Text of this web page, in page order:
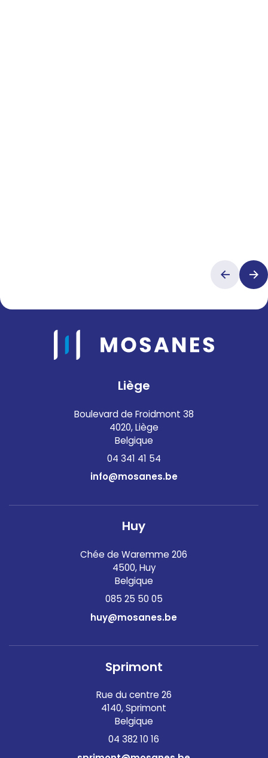
Liège
Boulevard de Froidmont 38
4020, Liège
Belgique
04 341 41 54
info@mosanes.be
Huy
Chée de Waremme 206
4500, Huy
Belgique
085 25 50 05
huy@mosanes.be
Sprimont
Rue du centre 26
4140, Sprimont
Belgique
04 382 10 16